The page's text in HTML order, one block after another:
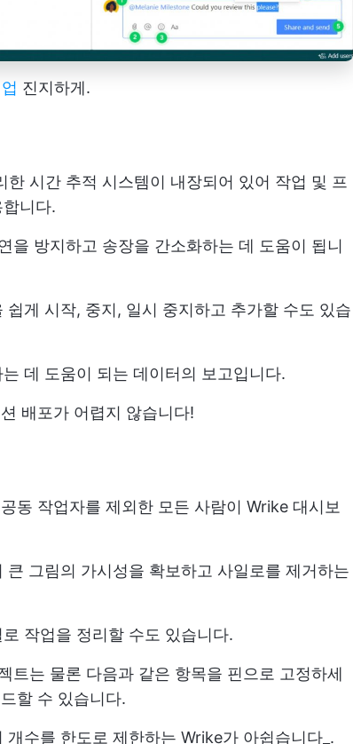
진지하게.
시간 추적 시스템이 내장되어 있어 작업 및 프
니다.
을 방지하고 송장을 간소화하는 데 도움이 됩니
게 시작, 중지, 일시 중지하고 추가할 수도 있습
데 도움이 되는 데이터의 보고입니다.
배포가 어렵지 않습니다!
동 작업자를 제외한 모든 사람이 Wrike 대시보
큰 그림의 가시성을 확보하고 사일로를 제거하는
작업을 정리할 수도 있습니다.
트는 물론 다음과 같은 항목을 핀으로 고정하세
할 수 있습니다.
수를 한도로 제한하는 Wrike가 아쉽습니다_.